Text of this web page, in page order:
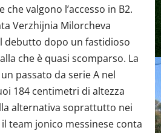
valgono l’accesso in B2.
Verzhijnia Milorcheva
debutto dopo un fastidioso
che è quasi scomparso. La
passato da serie A nel
184 centimetri di altezza
alternativa soprattutto nei
team jonico messinese conta